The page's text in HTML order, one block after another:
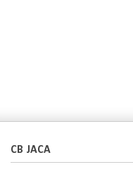
CB JACA